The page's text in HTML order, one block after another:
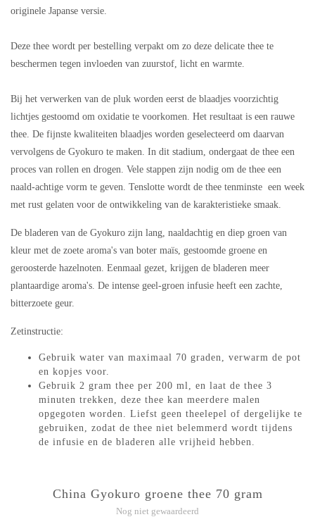
originele Japanse versie.
Deze thee wordt per bestelling verpakt om zo deze delicate thee te
beschermen tegen invloeden van zuurstof, licht en warmte.
Bij het verwerken van de pluk worden eerst de blaadjes voorzichtig
lichtjes gestoomd om oxidatie te voorkomen. Het resultaat is een rauwe
thee. De fijnste kwaliteiten blaadjes worden geselecteerd om daarvan
vervolgens de Gyokuro te maken. In dit stadium, ondergaat de thee een
proces van rollen en drogen. Vele stappen zijn nodig om de thee een
naald-achtige vorm te geven. Tenslotte wordt de thee tenminste een week
met rust gelaten voor de ontwikkeling van de karakteristieke smaak.
De bladeren van de Gyokuro zijn lang, naaldachtig en diep groen van
kleur met de zoete aroma's van boter maïs, gestoomde groene en
geroosterde hazelnoten. Eenmaal gezet, krijgen de bladeren meer
plantaardige aroma's. De intense geel-groen infusie heeft een zachte,
bitterzoete geur.
Zetinstructie:
Gebruik water van maximaal 70 graden, verwarm de pot
en kopjes voor.
Gebruik 2 gram thee per 200 ml, en laat de thee 3
minuten trekken, deze thee kan meerdere malen
opgegoten worden. Liefst geen theelepel of dergelijke te
gebruiken, zodat de thee niet belemmerd wordt tijdens
de infusie en de bladeren alle vrijheid hebben.
China Gyokuro groene thee 70 gram
Nog niet gewaardeerd